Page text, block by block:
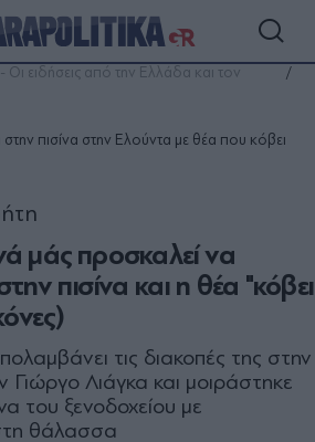
Οι ειδήσεις από την Ελλάδα και τον
πισίνα στην Ελούντα με θέα που κόβει
μάς προσκαλεί να
πισίνα και η θέα "κόβει
τις διακοπές της στην
Γιώργο Λιάγκα και μοιράστηκε
του ξενοδοχείου με
θάλασσα